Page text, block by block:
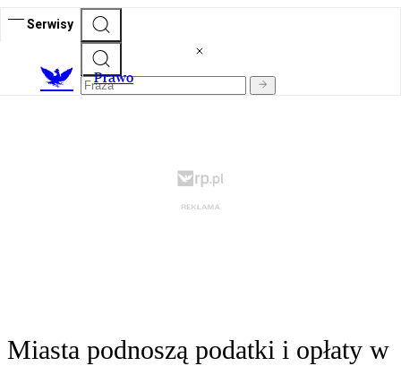
Serwisy
Prawo
Miasta podnoszą podatki i opłaty w